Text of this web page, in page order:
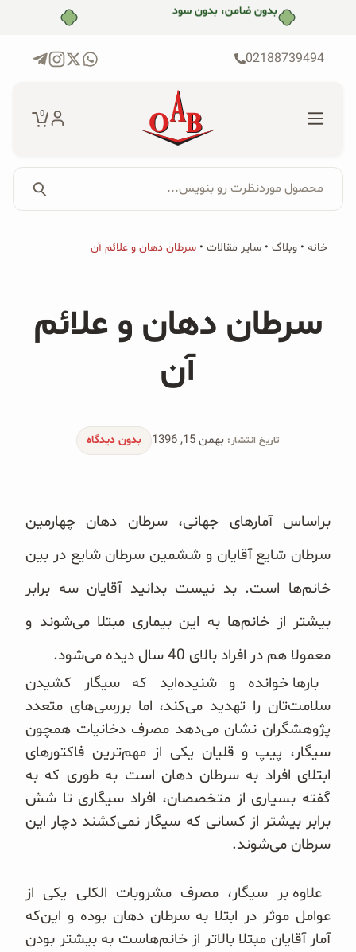
بدون ضامن، بدون سود
02188739494
0
برای:
جستجو...
پکیج‌ها
محصولات ارگانیک
محصولات جو دوسر
شیرین کننده های طبیعی
کینوا
ترشی و شور
رایس کیک
غلات و دانه‌های سالم
صبحانه و میان وعده
سبوس و جوانه‌ها
پک سلامتی OAB
کتاب‌های OAB
وبلاگ
محصول موردنظرت رو بنویس...
خانه • وبلاگ • سایر مقالات • سرطان دهان و علائم آن
سرطان دهان و علائم
آن
تاریخ انتشار: بهمن 15, 1396 بدون دیدگاه
براساس آمارهای جهانی، سرطان دهان چهارمین
سرطان شایع آقایان و ششمین سرطان شایع در بین
خانم‌‌ها است. بد نیست بدانید آقایان سه برابر
بیشتر از خانم‌ها به این بیماری مبتلا می‌شوند و
معمولا هم در افراد بالای 40 سال دیده می‌شود.
بارها خوانده و شنیده‌اید که سیگار کشیدن
سلامت‌تان را تهدید می‌کند، اما بررسی‌های متعدد
پژوهشگران نشان می‌دهد مصرف دخانیات همچون
سیگار، پیپ و قلیان یکی از مهم‌ترین فاکتورهای
ابتلای افراد به سرطان دهان است به طوری که به
گفته بسیاری از متخصصان، افراد سیگاری تا شش
برابر بیشتر از کسانی که سیگار نمی‌کشند دچار این
سرطان می‌شوند.
علاوه بر سیگار، مصرف مشروبات الکلی یکی از
عوامل موثر در ابتلا به سرطان دهان بوده و این‌که
آمار آقایان مبتلا بالاتر از خانم‌هاست به بیشتر بودن